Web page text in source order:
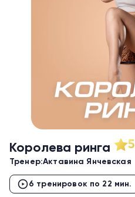
Королева ринга 5
Тренер:Актавина Янчевская
6 тренировок по 22 мин.